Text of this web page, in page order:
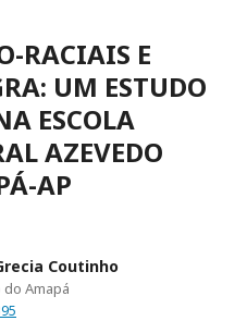
RACIAIS E
UM ESTUDO
ESCOLA
AZEVEDO
AP
Coutinho
Amapá